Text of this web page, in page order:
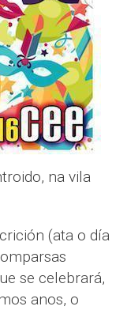
na vila
(ata o día
se celebrará,
anos, o